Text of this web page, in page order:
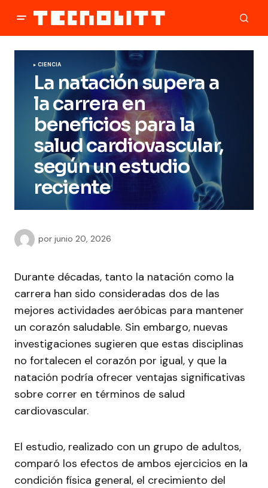
CIENCIA
La natación supera a
la carrera en
beneficios para la
salud cardiovascular,
según un estudio
reciente
por junio 20, 2026
Durante décadas, tanto la natación como la
carrera han sido consideradas dos de las
mejores actividades aeróbicas para mantener
un corazón saludable. Sin embargo, nuevas
investigaciones sugieren que estas disciplinas
no fortalecen el corazón por igual, y que la
natación podría ofrecer ventajas significativas
sobre correr en términos de salud
cardiovascular.
El estudio, realizado con un grupo de adultos,
comparó los efectos de ambos ejercicios en la
condición física general, el crecimiento del